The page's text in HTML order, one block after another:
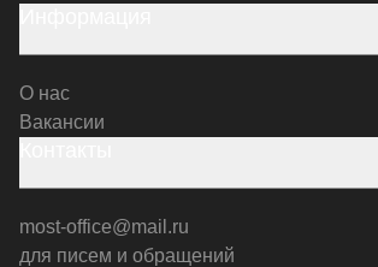
О нас
Вакансии
most-office@mail.ru
для писем и обращений